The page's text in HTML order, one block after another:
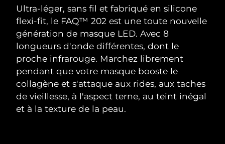
Ultra-léger, sans fil et fabriqué en silicone
flexi-fit, le FAQ™ 202 est une toute nouvelle
génération de masque LED. Avec 8
longueurs d'onde différentes, dont le
proche infrarouge. Marchez librement
pendant que votre masque booste le
collagène et s'attaque aux rides, aux taches
de vieillesse, à l'aspect terne, au teint inégal
et à la texture de la peau.
Anti-aging massage
LUNA™ 4 Plus
Massage, LED heating
LUNA™ 4 Men
For men, anti-aging massage
Microcurrent toning
BEAR™ 2 go
Microcurrent toning on-the-go
BEAR™ 2 eyes & lips
Microcurrent line smoothing device
Hydratation
UFO™ 3 coffret
Deep facial hydration
UFO™ 3 LED
Near-infrared and red light therapy
Soin bucco-dentaire
issa™ 4
Hybrid silicone sonic toothbrush
issa™ 4 plus
FAQ™ TRAITEMENT ANTI-ÂGE
NEW
Bermudes Livraison estimée15/08/2026
Bosnie-Herzégovine Livraison estimée
Brunei Livraison estimée
Bulgarie Livraison estimée 09/08/2026
Canada Livraison estimée13/08/2026